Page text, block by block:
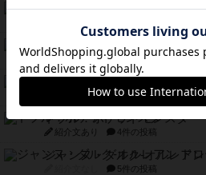
ギョッと
クルティボ
紹介文なし 1件の投稿
紹介文なし 1件の投稿
ドブル：ポケットモンスター
紹介文あり 4件の投稿
ジャンヌ・ダルク-オルレアン
5件の投稿